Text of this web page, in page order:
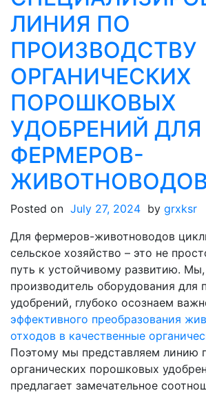
ЛИНИЯ ПО
ПРОИЗВОДСТВУ
ОРГАНИЧЕСКИХ
ПОРОШКОВЫХ
УДОБРЕНИЙ ДЛЯ
ФЕРМЕРОВ-
Posted on July 27, 2024 by grxksr
Для фермеров-животноводов
сельское хозяйство – это не
путь к устойчивому развитию. Мы,
производитель оборудования для
удобрений, глубоко осознаем
эффективного преобразования
отходов в качественные
Поэтому мы представляем линию
органических порошковых
предлагает замечательное